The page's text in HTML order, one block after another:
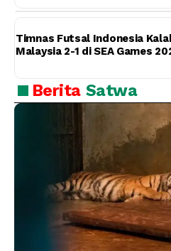
Timnas Futsal Indonesia
Malaysia 2-1 di SEA Games
Berita Satwa